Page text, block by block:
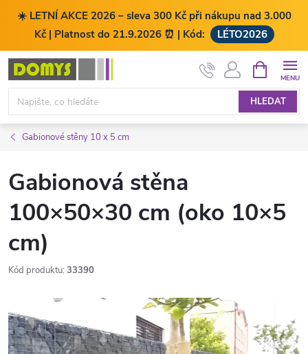
☀️ LETNÍ AKCE 2026 – sleva 300 Kč při nákupu nad 3.000
Kč | Platnost do 21.9.2026 ⏰ | Kód:
LÉTO2026
Přejít
obsah
HLEDAT
NÁKUPNÍ
KOŠÍK
Gabionové stěny 10 x 5 cm
Gabionová stěna
100×50×30 cm (oko 10×5
cm)
Kód produktu: 33390